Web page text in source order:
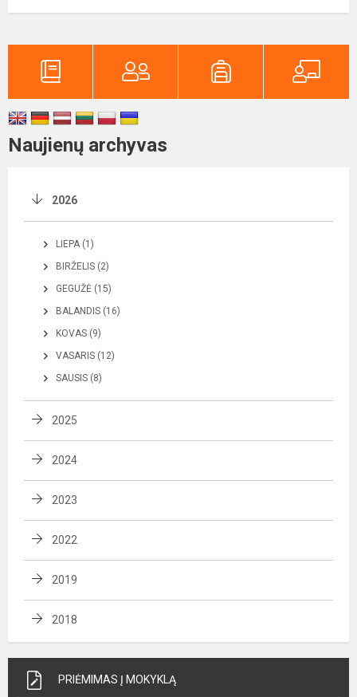
Naujienų archyvas
2026
LIEPA (1)
BIRŽELIS (2)
GEGUŽĖ (15)
BALANDIS (16)
KOVAS (9)
VASARIS (12)
SAUSIS (8)
2025
2024
2023
2022
2019
2018
PRIĖMIMAS Į MOKYKLĄ